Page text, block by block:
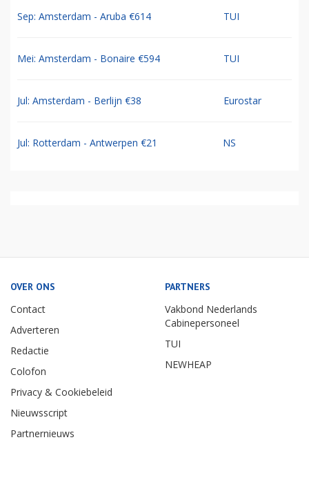
Sep: Amsterdam - Aruba €614 TUI
Mei: Amsterdam - Bonaire €594 TUI
Jul: Amsterdam - Berlijn €38 Eurostar
Jul: Rotterdam - Antwerpen €21 NS
OVER ONS
Contact
Adverteren
Redactie
Colofon
Privacy & Cookiebeleid
Nieuwsscript
Partnernieuws
PARTNERS
Vakbond Nederlands
Cabinepersoneel
TUI
NEWHEAP